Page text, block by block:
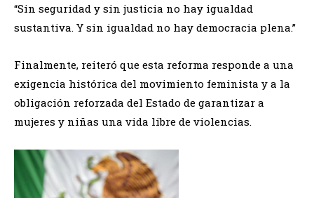
“Sin seguridad y sin justicia no hay igualdad
sustantiva. Y sin igualdad no hay democracia plena.”
Finalmente, reiteró que esta reforma responde a una
exigencia histórica del movimiento feminista y a la
obligación reforzada del Estado de garantizar a
mujeres y niñas una vida libre de violencias.